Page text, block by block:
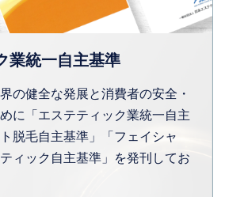
業統一自主基準
の健全な発展と消費者の安全・
に「エステティック業統一自主
脱毛自主基準」「フェイシャ
ィック自主基準」を発刊してお